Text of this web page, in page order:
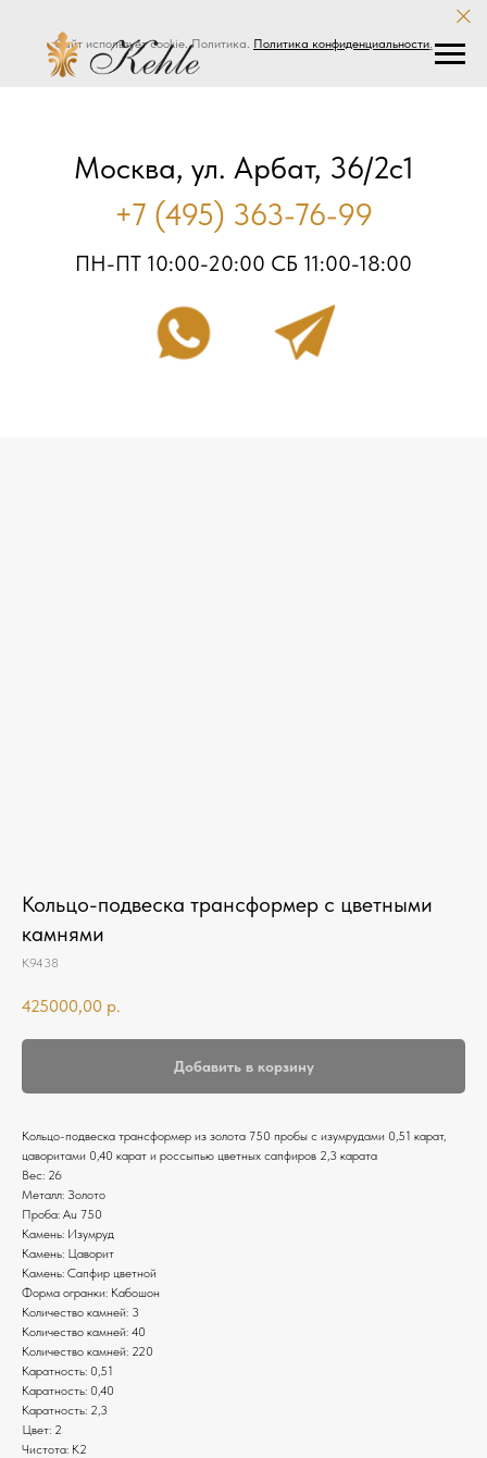
Сайт использует cookie. Политика. Политика конфиденциальности.
+7 (495) 363-76-99
ПН-ПТ 10:00-20:00 СБ 11:00-18:00
Кольцо-подвеска трансформер с цветными
камнями
К9438
425000,00 р.
Добавить в корзину
Кольцо-подвеска трансформер из золота 750 пробы с изумрудами 0,51 карат,
цаворитами 0,40 карат и россыпью цветных сапфиров 2,3 карата
Вес: 26
Металл: Золото
Проба: Au 750
Камень: Изумруд
Камень: Цаворит
Камень: Сапфир цветной
Форма огранки: Кабошон
Количество камней: 3
Количество камней: 40
Количество камней: 220
Каратность: 0,51
Каратность: 0,40
Каратность: 2,3
Цвет: 2
Чистота: К2